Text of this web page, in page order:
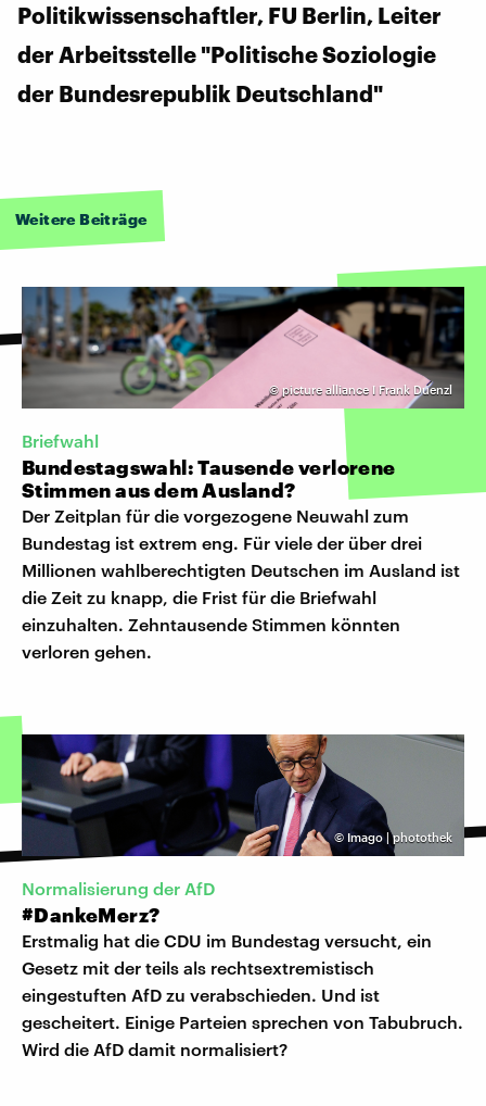
Politikwissenschaftler, FU Berlin, Leiter
der Arbeitsstelle "Politische Soziologie
der Bundesrepublik Deutschland"
Weitere Beiträge
© picture alliance I Frank Duenzl
Briefwahl
Bundestagswahl: Tausende verlorene
Stimmen aus dem Ausland?
Der Zeitplan für die vorgezogene Neuwahl zum
Bundestag ist extrem eng. Für viele der über drei
Millionen wahlberechtigten Deutschen im Ausland ist
die Zeit zu knapp, die Frist für die Briefwahl
einzuhalten. Zehntausende Stimmen könnten
verloren gehen.
© Imago | photothek
Normalisierung der AfD
#DankeMerz?
Erstmalig hat die CDU im Bundestag versucht, ein
Gesetz mit der teils als rechtsextremistisch
eingestuften AfD zu verabschieden. Und ist
gescheitert. Einige Parteien sprechen von Tabubruch.
Wird die AfD damit normalisiert?